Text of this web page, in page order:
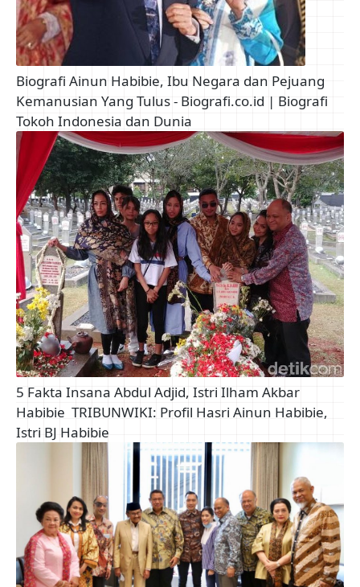
Biografi Ainun Habibie, Ibu Negara dan Pejuang
Kemanusian Yang Tulus - Biografi.co.id | Biografi
Tokoh Indonesia dan Dunia
5 Fakta Insana Abdul Adjid, Istri Ilham Akbar
Habibie TRIBUNWIKI: Profil Hasri Ainun Habibie,
Istri BJ Habibie